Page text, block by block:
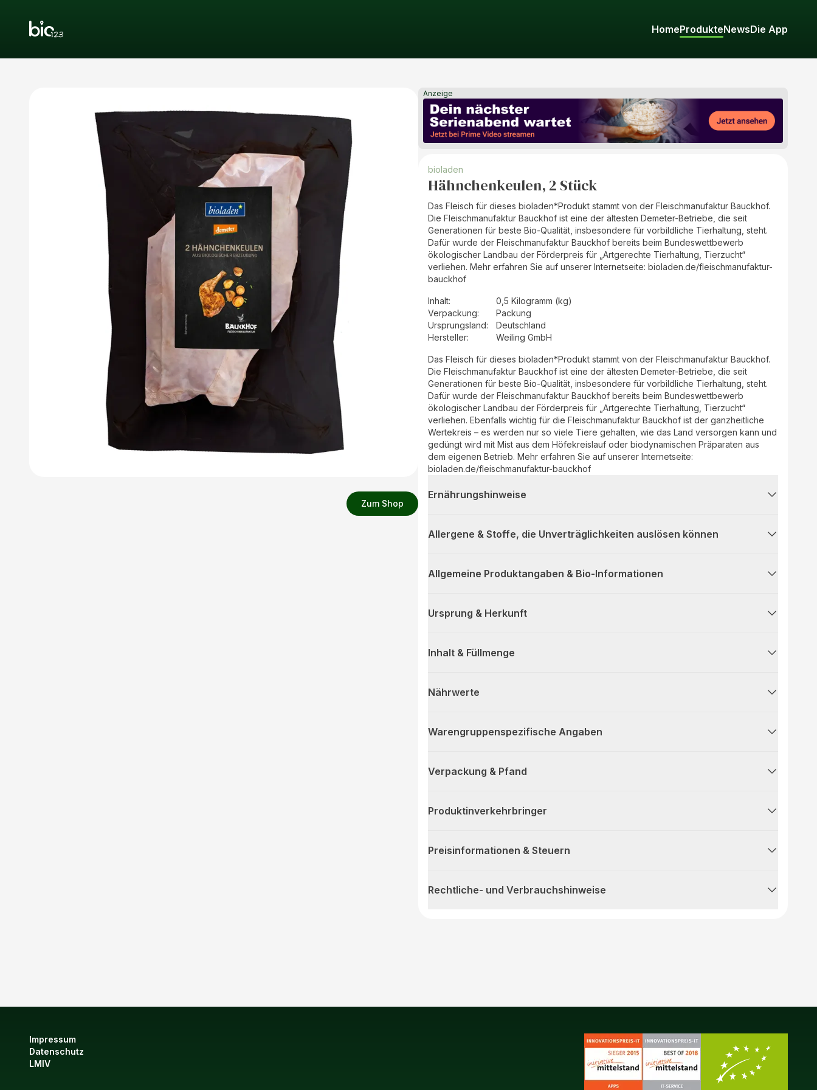
HomeProdukteNewsDie App
Zum Shop
Anzeige
bioladen
Hähnchenkeulen, 2 Stück
Das Fleisch für dieses bioladen*Produkt stammt von der Fleischmanufaktur Bauckhof.
Die Fleischmanufaktur Bauckhof ist eine der ältesten Demeter-Betriebe, die seit
Generationen für beste Bio-Qualität, insbesondere für vorbildliche Tierhaltung, steht.
Dafür wurde der Fleischmanufaktur Bauckhof bereits beim Bundeswettbewerb
ökologischer Landbau der Förderpreis für „Artgerechte Tierhaltung, Tierzucht“
verliehen. Mehr erfahren Sie auf unserer Internetseite: bioladen.de/fleischmanufaktur-
bauckhof
Inhalt:
0,5 Kilogramm (kg)
Verpackung:
Packung
Ursprungsland:
Deutschland
Hersteller: Weiling GmbH
Das Fleisch für dieses bioladen*Produkt stammt von der Fleischmanufaktur Bauckhof.
Die Fleischmanufaktur Bauckhof ist eine der ältesten Demeter-Betriebe, die seit
Generationen für beste Bio-Qualität, insbesondere für vorbildliche Tierhaltung, steht.
Dafür wurde der Fleischmanufaktur Bauckhof bereits beim Bundeswettbewerb
ökologischer Landbau der Förderpreis für „Artgerechte Tierhaltung, Tierzucht“
verliehen. Ebenfalls wichtig für die Fleischmanufaktur Bauckhof ist der ganzheitliche
Wertekreis – es werden nur so viele Tiere gehalten, wie das Land versorgen kann und
gedüngt wird mit Mist aus dem Höfekreislauf oder biodynamischen Präparaten aus
dem eigenen Betrieb. Mehr erfahren Sie auf unserer Internetseite:
bioladen.de/fleischmanufaktur-bauckhof
Ernährungshinweise
Allergene & Stoffe, die Unverträglichkeiten auslösen können
Allgemeine Produktangaben & Bio-Informationen
Ursprung & Herkunft
Inhalt & Füllmenge
Nährwerte
Warengruppenspezifische Angaben
Verpackung & Pfand
Produktinverkehrbringer
Preisinformationen & Steuern
Rechtliche- und Verbrauchshinweise
Impressum
Datenschutz
LMIV